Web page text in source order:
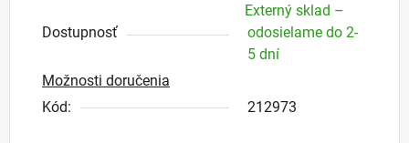
Dostupnosť
Externý sklad –
odosielame do 2-
5 dní
Možnosti doručenia
Kód:
212973